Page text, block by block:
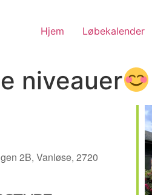
Hjem Løbekalender
niveauer
2B, Vanløse, 2720